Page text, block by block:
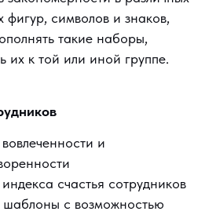
фигур, символов и знаков,
такие наборы,
их к той или иной группе.
и
счастья сотрудников
шаблоны с возможностью